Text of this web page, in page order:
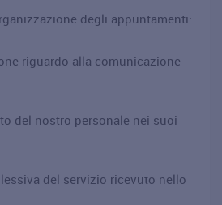
degli appuntamenti:
riguardo alla comunicazione
del nostro personale nei suoi
del servizio ricevuto nello